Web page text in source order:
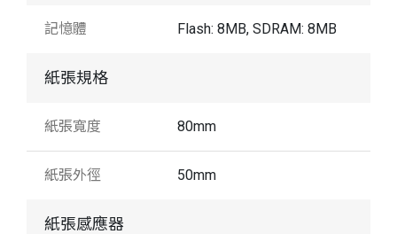
記憶體 Flash: 8MB, SDRAM: 8MB
紙張規格
紙張寬度 80mm
紙張外徑 50mm
紙張感應器